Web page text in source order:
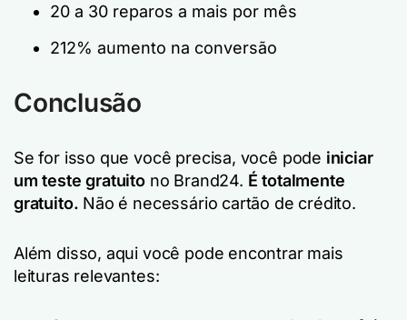
20 a 30 reparos a mais por mês
212% aumento na conversão
Conclusão
Se for isso que você precisa, você pode iniciar
um teste gratuitono Brand24. É totalmente
gratuito. Não é necessário cartão de crédito.
Além disso, aqui você pode encontrar mais
leituras relevantes: